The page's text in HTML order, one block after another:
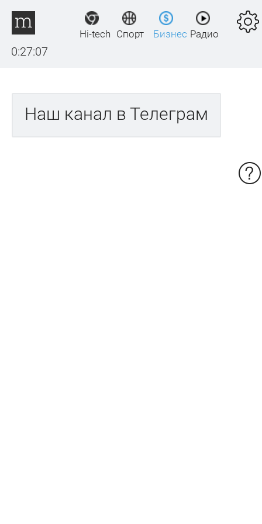
0:27:07
Hi-tech Спорт Бизнес Радио
Наш канал в Телеграм